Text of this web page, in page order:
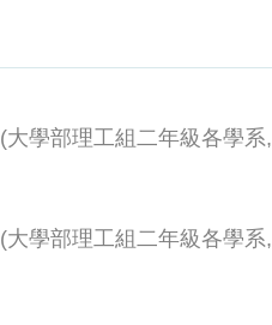
(大學部理工組二年級各學系
(大學部理工組二年級各學系